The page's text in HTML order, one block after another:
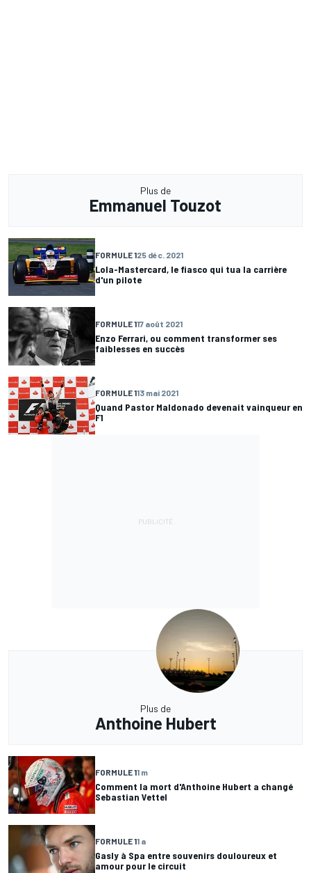
Plus de
Emmanuel Touzot
FORMULE 125 déc. 2021
Lola-Mastercard, le fiasco qui tua la carrière
d'un pilote
FORMULE 117 août 2021
Enzo Ferrari, ou comment transformer ses
faiblesses en succès
FORMULE 113 mai 2021
Quand Pastor Maldonado devenait vainqueur en
F1
Plus de
Anthoine Hubert
FORMULE 11 m
Comment la mort d'Anthoine Hubert a changé
Sebastian Vettel
FORMULE 11 a
Gasly à Spa entre souvenirs douloureux et
amour pour le circuit